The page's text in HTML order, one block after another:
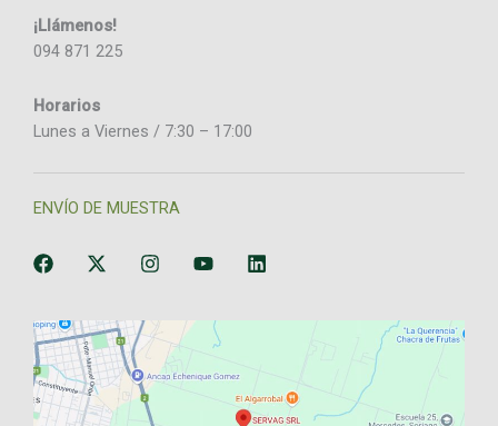
¡Llámenos!
094 871 225
Horarios
Lunes a Viernes / 7:30 – 17:00
ENVÍO DE MUESTRA